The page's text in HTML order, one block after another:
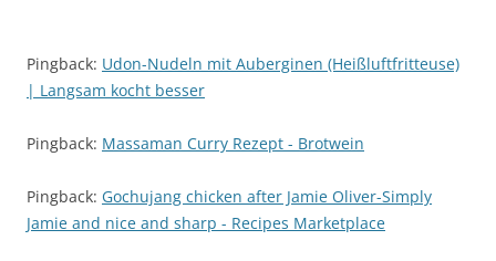
Pingback: Udon-Nudeln mit Auberginen (Heißluftfritteuse)
| Langsam kocht besser
Pingback: Massaman Curry Rezept - Brotwein
Pingback: Gochujang chicken after Jamie Oliver-Simply
Jamie and nice and sharp - Recipes Marketplace